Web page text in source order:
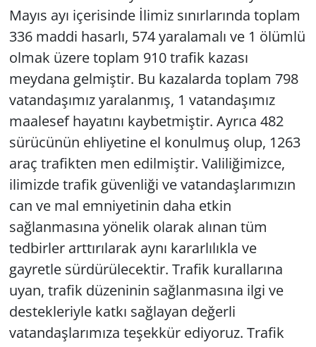
Mayıs ayı içerisinde İlimiz sınırlarında toplam
336 maddi hasarlı, 574 yaralamalı ve 1 ölümlü
olmak üzere toplam 910 trafik kazası
meydana gelmiştir. Bu kazalarda toplam 798
vatandaşımız yaralanmış, 1 vatandaşımız
maalesef hayatını kaybetmiştir. Ayrıca 482
sürücünün ehliyetine el konulmuş olup, 1263
araç trafikten men edilmiştir. Valiliğimizce,
ilimizde trafik güvenliği ve vatandaşlarımızın
can ve mal emniyetinin daha etkin
sağlanmasına yönelik olarak alınan tüm
tedbirler arttırılarak aynı kararlılıkla ve
gayretle sürdürülecektir. Trafik kurallarına
uyan, trafik düzeninin sağlanmasına ilgi ve
destekleriyle katkı sağlayan değerli
vatandaşlarımıza teşekkür ediyoruz. Trafik